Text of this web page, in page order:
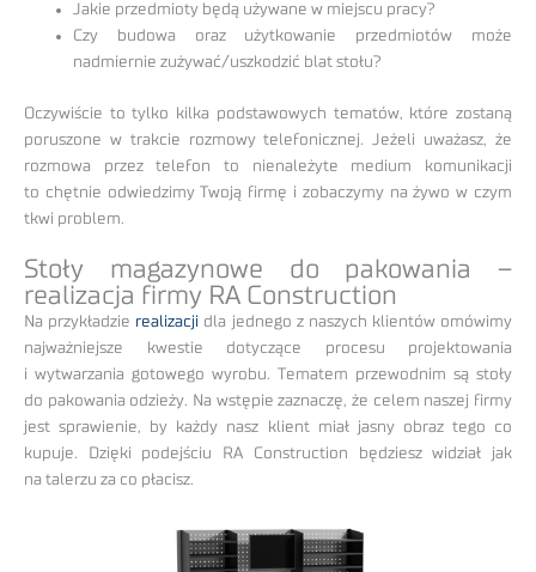
Jakie przedmioty będą używane w miejscu pracy?
Czy budowa oraz użytkowanie przedmiotów może
nadmiernie zużywać/uszkodzić blat stołu?
Oczywiście to tylko kilka podstawowych tematów, które zostaną
poruszone w trakcie rozmowy telefonicznej. Jeżeli uważasz, że
rozmowa przez telefon to nienależyte medium komunikacji
to chętnie odwiedzimy Twoją firmę i zobaczymy na żywo w czym
tkwi problem.
Stoły magazynowe do pakowania –
realizacja firmy RA Construction
Na przykładzie realizacji dla jednego z naszych klientów omówimy
najważniejsze kwestie dotyczące procesu projektowania
i wytwarzania gotowego wyrobu. Tematem przewodnim są stoły
do pakowania odzieży. Na wstępie zaznaczę, że celem naszej firmy
jest sprawienie, by każdy nasz klient miał jasny obraz tego co
kupuje. Dzięki podejściu RA Construction będziesz widział jak
na talerzu za co płacisz.